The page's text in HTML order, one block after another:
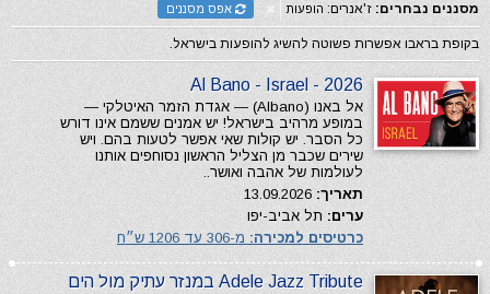
מסננים נבחרים: ז'אנרים: הופעות אפס מסננים
בקופת בראבו אפשרות פשוטה להשיג להופעות בישראל.
Al Bano - Israel - 2026
אל באנו (Albano) — אגדת הזמר האיטלקי —
במופע מרהיב בישראל! יש אמנים ששמם אינו דורש
כל הסבר. יש קולות שאי אפשר לטעות בהם. ויש
שירים שכבר מן הצליל הראשון נסוחפים אותנו
לעולמות של אהבה ואושר..
תאריך:
ערים: תל אביב-יפו
כרטיסים למכירה: מ-306 עד 1206 ש״ח
Adele Jazz Tribute במנזר עתיק מול הים